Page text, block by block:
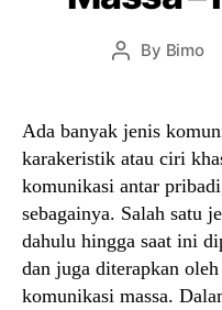
Post
By Bimo
Ada banyak jenis
karakeristik atau ciri
komunikasi antar
sebagainya. Salah satu
dahulu hingga saat ini
dan juga diterapkan
komunikasi massa.